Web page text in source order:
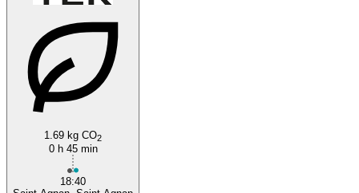
Moulins
1.69 kg CO2
0 h 45 min
18:40